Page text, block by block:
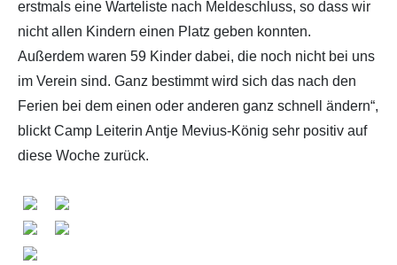
erstmals eine Warteliste nach Meldeschluss, so dass wir
nicht allen Kindern einen Platz geben konnten.
Außerdem waren 59 Kinder dabei, die noch nicht bei uns
im Verein sind. Ganz bestimmt wird sich das nach den
Ferien bei dem einen oder anderen ganz schnell ändern“,
blickt Camp Leiterin Antje Mevius-König sehr positiv auf
diese Woche zurück.